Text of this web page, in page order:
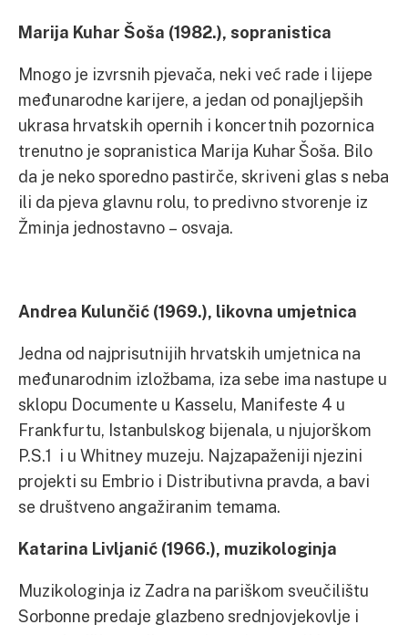
Marija Kuhar Šoša (1982.), sopranistica
Mnogo je izvrsnih pjevača, neki već rade i lijepe
međunarodne karijere, a jedan od ponajljepših
ukrasa hrvatskih opernih i koncertnih pozornica
trenutno je sopranistica Marija Kuhar Šoša. Bilo
da je neko sporedno pastirče, skriveni glas s neba
ili da pjeva glavnu rolu, to predivno stvorenje iz
Žminja jednostavno – osvaja.
Andrea Kulunčić (1969.), likovna umjetnica
Jedna od najprisutnijih hrvatskih umjetnica na
međunarodnim izložbama, iza sebe ima nastupe u
sklopu Documente u Kasselu, Manifeste 4 u
Frankfurtu, Istanbulskog bijenala, u njujorškom
P.S.1 i u Whitney muzeju. Najzapaženiji njezini
projekti su Embrio i Distributivna pravda, a bavi
se društveno angažiranim temama.
Katarina Livljanić (1966.), muzikologinja
Muzikologinja iz Zadra na pariškom sveučilištu
Sorbonne predaje glazbeno srednjovjekovlje i